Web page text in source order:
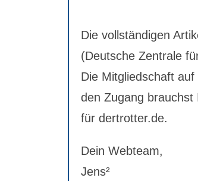
Die vollständigen
(Deutsche Zentrale
Die Mitgliedschaft
den Zugang brauchst
für dertrotter.de.
Dein Webteam,
Jens²